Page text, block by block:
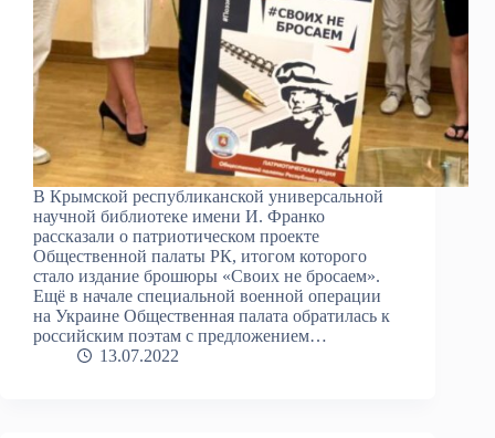
В Крымской республиканской универсальной
научной библиотеке имени И. Франко
рассказали о патриотическом проекте
Общественной палаты РК, итогом которого
стало издание брошюры «Своих не бросаем».
Ещё в начале специальной военной операции
на Украине Общественная палата обратилась к
российским поэтам с предложением…
13.07.2022